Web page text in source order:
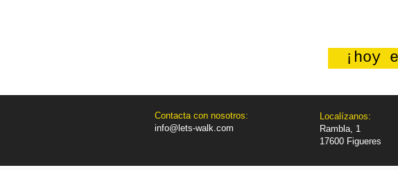
¡hoy
Contacta con nosotros:
info@lets-walk.com
Localízanos:
Rambla, 1
17600 Figueres